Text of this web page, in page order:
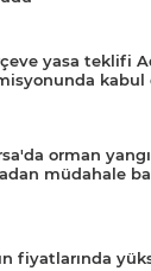
yasa teklifi
kabul
orman
müdahale
fiyatlarında